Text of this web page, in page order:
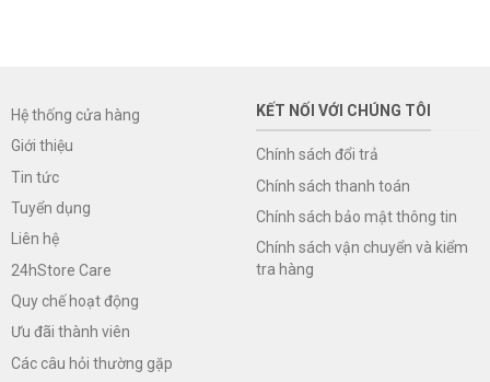
Hệ thống cửa hàng
Giới thiệu
Tin tức
Tuyển dụng
Liên hệ
24hStore Care
Quy chế hoạt động
Ưu đãi thành viên
Các câu hỏi thường gặp
KẾT NỐI VỚI CHÚNG TÔI
Chính sách đổi trả
Chính sách thanh toán
Chính sách bảo mật thông tin
Chính sách vận chuyển và kiểm
tra hàng